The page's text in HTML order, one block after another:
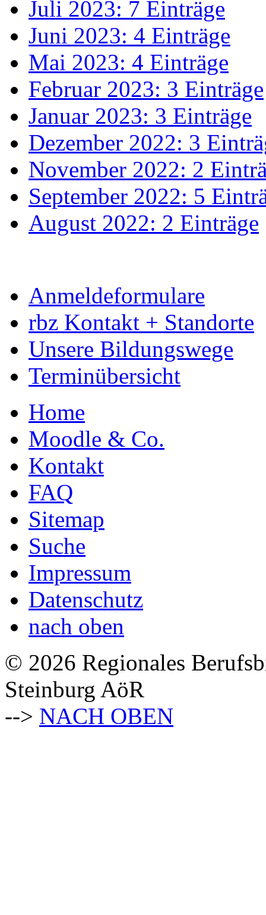
Juli 2023: 7 Einträge
Juni 2023: 4 Einträge
Mai 2023: 4 Einträge
Februar 2023: 3 Einträge
Januar 2023: 3 Einträge
Dezember 2022: 3
November 2022: 2
September 2022: 5
August 2022: 2 Einträge
Anmeldeformulare
rbz Kontakt + Standorte
Unsere Bildungswege
Terminübersicht
Home
Moodle & Co.
Kontakt
FAQ
Sitemap
Suche
Impressum
Datenschutz
nach oben
© 2026 Regionales
Steinburg AöR
--> NACH OBEN